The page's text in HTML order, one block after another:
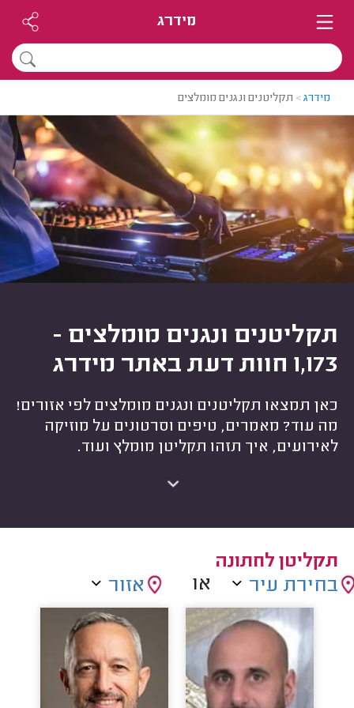
מידרג
מידרג> תקליטנים ונגנים מומלצים
תקליטנים ונגנים מומלצים -
1,173 חוות דעת באתר מידרג
כאן תמצאו תקליטנים ונגנים מומלצים לפי אזורים!
מה עוד? מאמרים, טיפים וסרטונים על מוזיקה
לאירועים, איך תזהו תקליטן מומלץ ועוד.
תקליטן לחתונה
בחירת עיר או אזור